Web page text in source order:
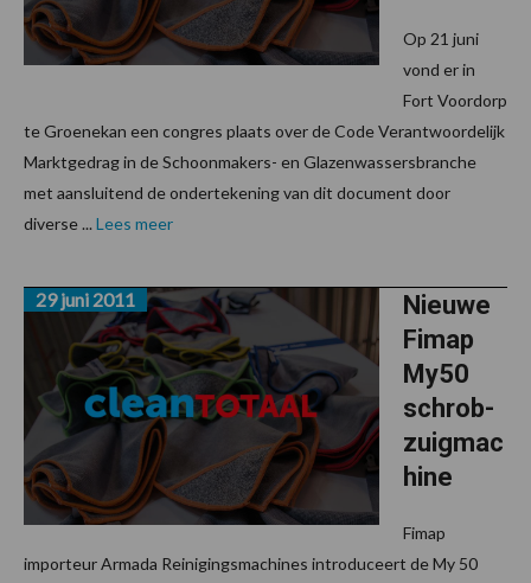
Op 21 juni
vond er in
Fort Voordorp
te Groenekan een congres plaats over de Code Verantwoordelijk
Marktgedrag in de Schoonmakers- en Glazenwassersbranche
met aansluitend de ondertekening van dit document door
diverse ...Lees meer
Nieuwe
Fimap
My50
schrob-
zuigmac
hine
29 juni 2011
Fimap
importeur Armada Reinigingsmachines introduceert de My 50